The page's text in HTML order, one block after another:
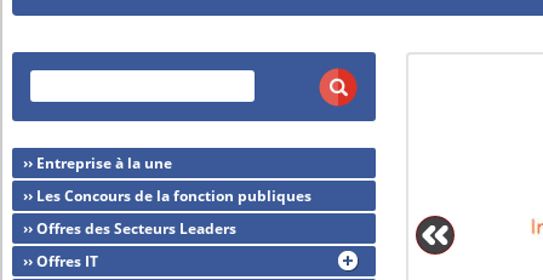
›› Entreprise à la une
›› Les Concours de la fonction publiques
›› Offres des Secteurs Leaders
›› Offres IT